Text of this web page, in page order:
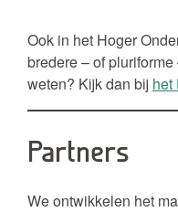
Ook in het Hoger
bredere – of
weten? Kijk dan bij het
Partners
We ontwikkelen het